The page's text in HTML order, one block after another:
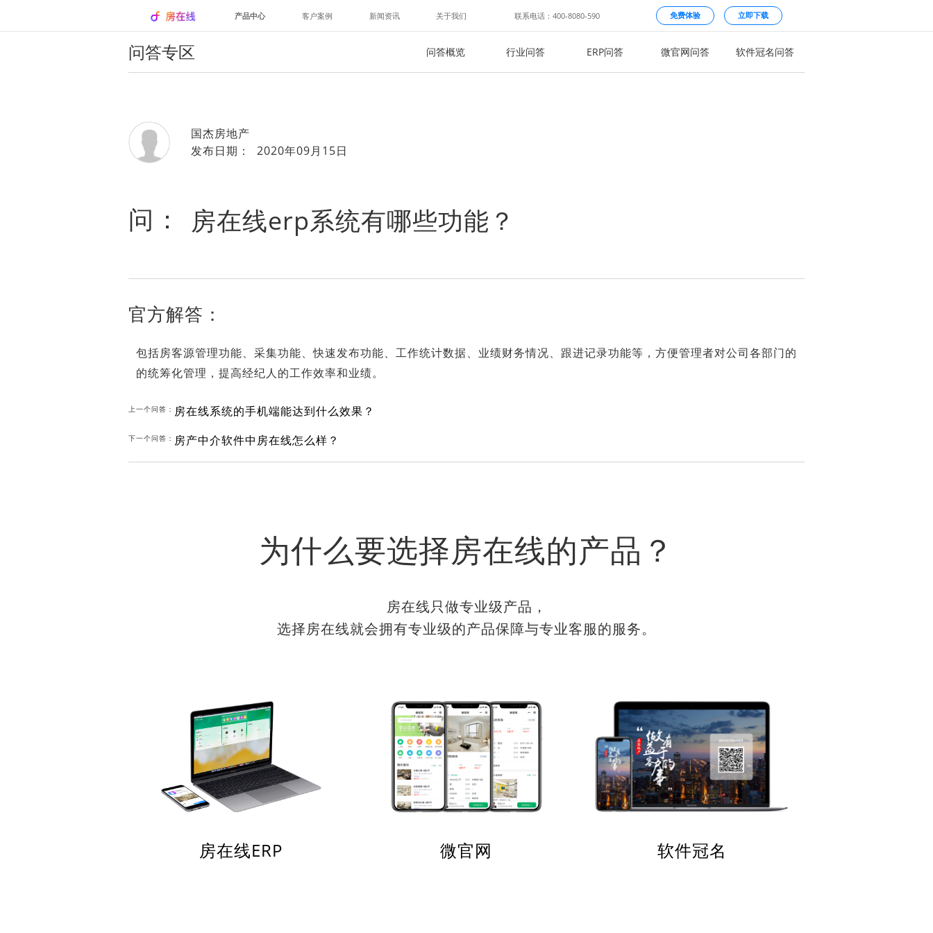
产品中心 客户案例 新闻资讯 关于我们 联系电话：400-8080-590 免费体验 立即下载
问答专区 问答概览 行业问答 ERP问答 微官网问答 软件冠名问答
国杰房地产
发布日期： 2020年09月15日
问： 房在线erp系统有哪些功能？
官方解答：
包括房客源管理功能、采集功能、快速发布功能、工作统计数据、业绩财务情况、跟进记录功能等，方便管理者对公司各部门的
的统筹化管理，提高经纪人的工作效率和业绩。
上一个问答： 房在线系统的手机端能达到什么效果？
下一个问答： 房产中介软件中房在线怎么样？
为什么要选择房在线的产品？
房在线只做专业级产品，
选择房在线就会拥有专业级的产品保障与专业客服的服务。
房在线ERP 微官网 软件冠名